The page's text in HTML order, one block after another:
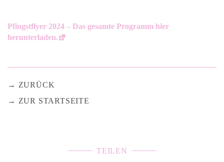
Pfingstflyer 2024 – Das gesamte Programm hier
herunterladen.
ZURÜCK
ZUR STARTSEITE
TEILEN